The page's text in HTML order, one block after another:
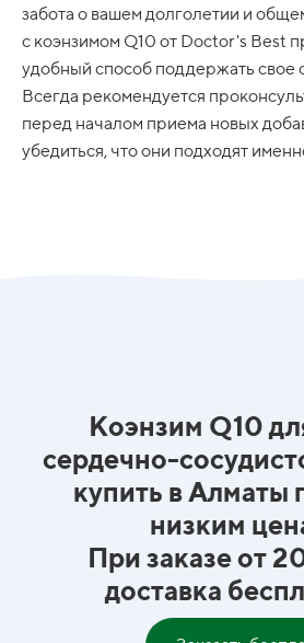
забота о вашем долголетии и
с коэнзимом Q10 от Doctor's Best
удобный способ поддержать свое
Всегда рекомендуется
перед началом приема новых
убедиться, что они подходят
Коэнзим Q10
сердечно-
купить в Алматы
низким
При заказе от
доставка